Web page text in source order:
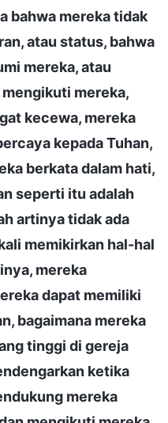
bahwa mereka tidak
atau status, bahwa
mereka, atau
mereka,
kecewa, mereka
kepada Tuhan,
berkata dalam hati,
seperti itu adalah
artinya tidak ada
memikirkan hal-hal
mereka
dapat memiliki
bagaimana mereka
tinggi di gereja
ketika
mereka